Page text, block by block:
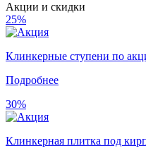
Акции и скидки
25%
Клинкерные ступени по
Подробнее
30%
Клинкерная плитка под